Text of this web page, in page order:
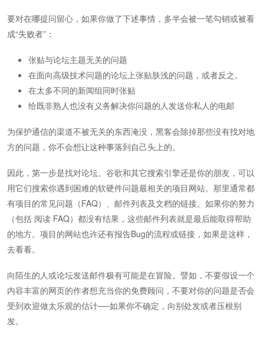
要对在哪提问留心，如果你做了下述事情，多半会被一笔勾销或被看
成“失败者”：
张贴与论坛主题无关的问题
在面向高级技术问题的论坛上张贴肤浅的问题，或者反之。
在太多不同的新闻组同时张贴
给既非熟人也没有义务解决你问题的人发送你私人的电邮
为保护通信的渠道不被无关的东西淹没，黑客会除掉那些没有找对地
方的问题，你不会想让这种事落到自己头上的。
因此，第一步是找对论坛。谷歌和其它搜索引擎还是你的朋友，可以
用它们搜索你遇到困难的软硬件问题最相关的项目网站。那里通常都
有项目的常见问题（FAQ）、邮件列表及文档的链接。如果你的努力
（包括 阅读 FAQ）都没有结果，这些邮件列表就是最后能取得帮助
的地方。项目的网站也许还有报告Bug的流程或链接，如果是这样，
去看看。
向陌生的人或论坛发送邮件极有可能是在冒险。譬如，不要假设一个
内容丰富的网页的作者想充当你的免费顾问，不要对你的问题是否会
受到欢迎做太乐观的估计──如果你不确定，向别处发或者压根别
发。